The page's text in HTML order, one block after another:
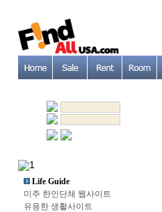
Life Guide
미주 한인단체 웹사이트
유용한 생활사이트